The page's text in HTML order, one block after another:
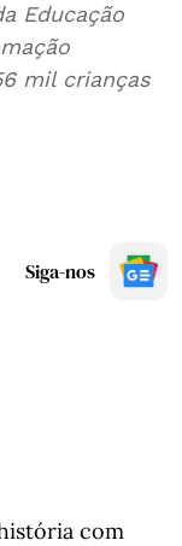
Educação
mil crianças
Siga-nos
com